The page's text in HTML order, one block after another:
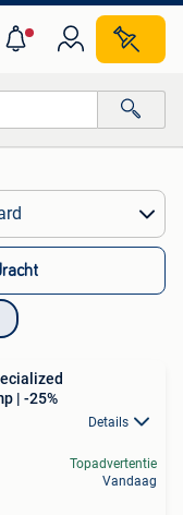
| -25%
Details
Topadvertentie
Vandaag